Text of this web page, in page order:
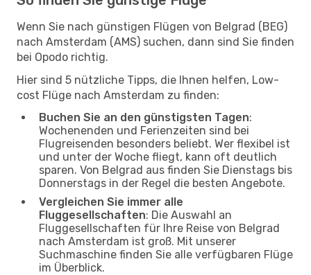
Wenn Sie nach günstigen Flügen von Belgrad (BEG)
nach Amsterdam (AMS) suchen, dann sind Sie finden
bei Opodo richtig.
Hier sind 5 nützliche Tipps, die Ihnen helfen, Low-
cost Flüge nach Amsterdam zu finden:
Buchen Sie an den günstigsten Tagen:
Wochenenden und Ferienzeiten sind bei
Flugreisenden besonders beliebt. Wer flexibel ist
und unter der Woche fliegt, kann oft deutlich
sparen. Von Belgrad aus finden Sie Dienstags bis
Donnerstags in der Regel die besten Angebote.
Vergleichen Sie immer alle
Fluggesellschaften: Die Auswahl an
Fluggesellschaften für Ihre Reise von Belgrad
nach Amsterdam ist groß. Mit unserer
Suchmaschine finden Sie alle verfügbaren Flüge
im Überblick.